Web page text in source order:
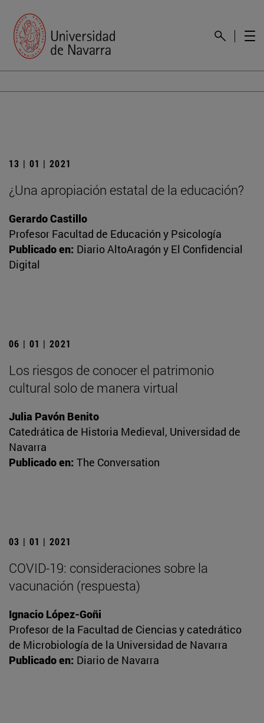
13 | 01 | 2021
¿Una apropiación estatal de la educación?
Gerardo Castillo
Profesor Facultad de Educación y Psicología
Publicado en: Diario AltoAragón y El Confidencial
Digital
06 | 01 | 2021
Los riesgos de conocer el patrimonio
cultural solo de manera virtual
Julia Pavón Benito
Catedrática de Historia Medieval, Universidad de
Navarra
Publicado en: The Conversation
03 | 01 | 2021
COVID-19: consideraciones sobre la
vacunación (respuesta)
Ignacio López-Goñi
Profesor de la Facultad de Ciencias y catedrático
de Microbiología de la Universidad de Navarra
Publicado en: Diario de Navarra